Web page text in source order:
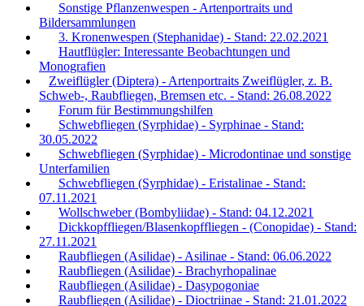
Sonstige Pflanzenwespen - Artenportraits und
Bildersammlungen
3. Kronenwespen (Stephanidae) - Stand: 22.02.2021
Hautflügler: Interessante Beobachtungen und
Monografien
Zweiflügler (Diptera) - Artenportraits Zweiflügler, z. B.
Schweb-, Raubfliegen, Bremsen etc. - Stand: 26.08.2022
Forum für Bestimmungshilfen
Schwebfliegen (Syrphidae) - Syrphinae - Stand:
30.05.2022
Schwebfliegen (Syrphidae) - Microdontinae und sonstige
Unterfamilien
Schwebfliegen (Syrphidae) - Eristalinae - Stand:
07.11.2021
Wollschweber (Bombyliidae) - Stand: 04.12.2021
Dickkopffliegen/Blasenkopffliegen - (Conopidae) - Stand:
27.11.2021
Raubfliegen (Asilidae) - Asilinae - Stand: 06.06.2022
Raubfliegen (Asilidae) - Brachyrhopalinae
Raubfliegen (Asilidae) - Dasypogoniae
Raubfliegen (Asilidae) - Dioctriinae - Stand: 21.01.2022